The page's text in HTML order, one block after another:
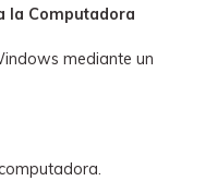
la Computadora
mediante un